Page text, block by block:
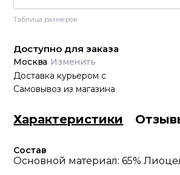
Таблица размеров
Доступно для заказа
Москва Изменить
Доставка курьером с
Самовывоз из магазина
Характеристики
Состав
Основной материал: 65%